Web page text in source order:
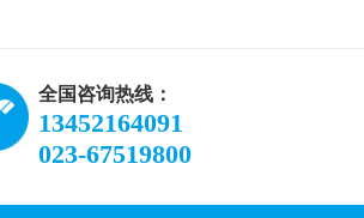
全国咨询热线：
13452164091
023-67519800